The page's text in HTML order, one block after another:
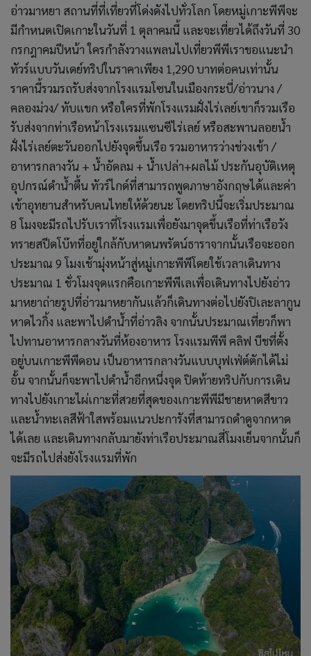
อ่าวมาหยา สถานที่ที่เที่ยวที่โด่งดังไปทั่วโลก โดยหมู่เกาะพีพีจะ
มีกำหนดเปิดเกาะในวันที่ 1 ตุลาคมนี้ และจะเที่ยวได้ถึงวันที่ 30
กรกฎาคมปีหน้า ใครกำลังวางแพลนไปเที่ยวพีพีเราขอแนะนำ
ทัวร์แบบวันเดย์ทริปในราคาเพียง 1,290 บาทต่อคนเท่านั้น
ราคานี้รวมรถรับส่งจากโรงแรมโซนในเมืองกระบี่/อ่าวนาง /
คลองม่วง/ ทับแขก หรือใครที่พักโรงแรมฝั่งไร่เลย์เขาก็รวมเรือ
รับส่งจากท่าเรือหน้าโรงเเรมแซนซีไร่เลย์ หรือสะพานลอยน้ำ
ฝั่งไร่เลย์ตะวันออกไปยังจุดขึ้นเรือ รวมอาหารว่างช่วงเช้า /
อาหารกลางวัน + น้ำอัดลม + น้ำเปล่า+ผลไม้ ประกันอุบัติเหตุ
อุปกรณ์ดำน้ำตื้น ทัวร์ไกด์ที่สามารถพูดภาษาอังกฤษได้และค่า
เข้าอุทยานสำหรับคนไทยให้ด้วยนะ โดยทริปนี้จะเริ่มประมาณ
8 โมงจะมีรถไปรับเราที่โรงแรมเพื่อยังมาจุดขึ้นเรือที่ท่าเรือวัง
ทรายสปีดโบ๊ทที่อยู่ใกล้กับหาดนพรัตน์ธาราจากนั้นเรือจะออก
ประมาณ 9 โมงเช้ามุ่งหน้าสู่หมู่เกาะพีพีโดยใช้เวลาเดินทาง
ประมาณ 1 ชั่วโมงจุดแรกคือเกาะพีพีเลเพื่อเดินทางไปยังอ่าว
มาหยาถ่ายรูปที่อ่าวมาหยากันแล้วก็เดินทางต่อไปยังปิเละลากูน
หาดไวกิ้ง และพาไปดำน้ำที่อ่าวลิง จากนั้นประมาณเที่ยวก็พา
ไปทานอาหารกลางวันที่ห้องอาหาร โรงแรมพีพี คลิฟ บีชที่ตั้ง
อยู่บนเกาะพีพีดอน เป็นอาหารกลางวันแบบบุฟเฟ่ต์ตักได้ไม่
อั้น จากนั้นก็จะพาไปดำน้ำอีกหนึ่งจุด ปิดท้ายทริปกับการเดิน
ทางไปยังเกาะไผ่เกาะที่สวยที่สุดของเกาะพีพีมีชายหาดสีขาว
และน้ำทะเลสีฟ้าใสพร้อมแนวปะการังที่สามารถดำดูจากหาด
ได้เลย และเดินทางกลับมายังท่าเรือประมาณสี่โมงเย็นจากนั้นก็
จะมีรถไปส่งยังโรงแรมที่พัก